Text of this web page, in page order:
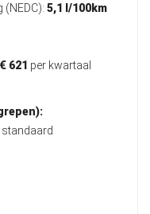
5,1 l/100km
621 per kwartaal